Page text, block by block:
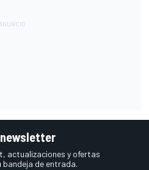
actualizaciones y ofertas
de entrada.